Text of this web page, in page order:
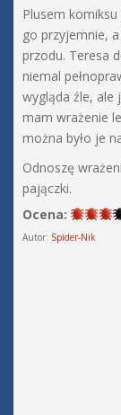
Plusem
go przyjemnie,
przodu. Teresa
niemal
wygląda źle, ale
mam wrażenie
można było je
Odnoszę
pajączki.
Ocena:
Autor: Spider-Nik